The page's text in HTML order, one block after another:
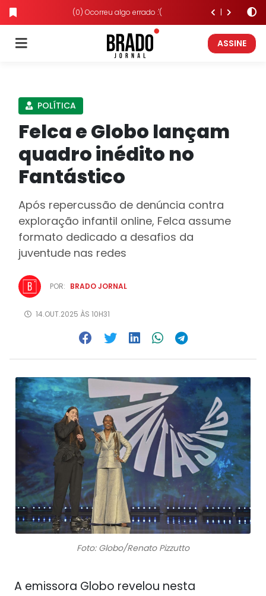
(0) Ocorreu algo errado :'(
ASSINE
POLÍTICA
Felca e Globo lançam
quadro inédito no
Fantástico
Após repercussão de denúncia contra
exploração infantil online, Felca assume
formato dedicado a desafios da
juventude nas redes
POR: BRADO JORNAL
14.OUT.2025 ÀS 10H31
Foto: Globo/Renato Pizzutto
A emissora Globo revelou nesta